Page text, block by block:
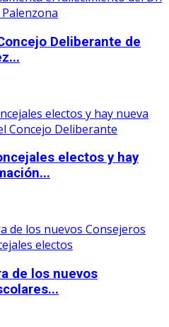
Deliberante de
electos y hay
de los nuevos